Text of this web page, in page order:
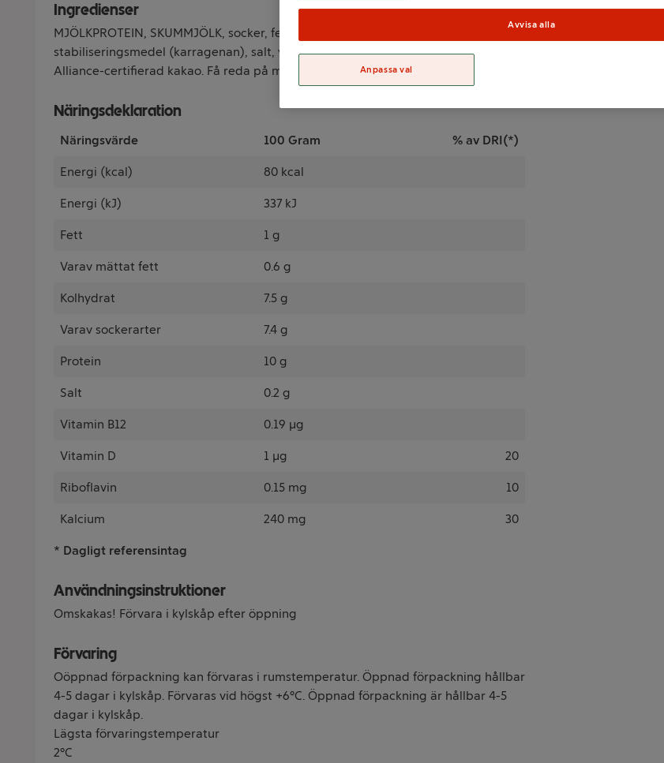
Ingredienser
MJÖLKPROTEIN, SKUMMJÖLK, socker, fettreducerad kakao** 1,1 %, aromer,
stabiliseringsmedel (karragenan), salt, vitamin D, laktasenzym. **Rainforest
Alliance-certifierad kakao. Få reda på mer på ra.org.
Näringsdeklaration
Näringsvärde 100 Gram % av DRI(*)
Energi (kcal) 80 kcal
Energi (kJ) 337 kJ
Fett 1 g
Varav mättat fett 0.6 g
Kolhydrat 7.5 g
Varav sockerarter 7.4 g
Protein 10 g
Salt 0.2 g
Vitamin B12 0.19 µg
Vitamin D 1 µg 20
Riboflavin 0.15 mg 10
Kalcium 240 mg 30
* Dagligt referensintag
Användningsinstruktioner
Omskakas! Förvara i kylskåp efter öppning
Förvaring
Oöppnad förpackning kan förvaras i rumstemperatur. Öppnad förpackning hållbar
4-5 dagar i kylskåp. Förvaras vid högst +6°C. Öppnad förpackning är hållbar 4-5
dagar i kylskåp.
Lägsta förvaringstemperatur
2°C
Avvisa alla
Anpassa val